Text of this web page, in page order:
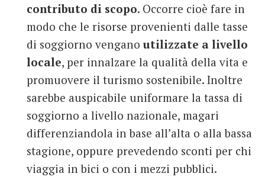
contributo di scopo. Occorre cioè fare in
modo che le risorse provenienti dalle tasse
di soggiorno vengano utilizzate a livello
locale, per innalzare la qualità della vita e
promuovere il turismo sostenibile. Inoltre
sarebbe auspicabile uniformare la tassa di
soggiorno a livello nazionale, magari
differenziandola in base all’alta o alla bassa
stagione, oppure prevedendo sconti per chi
viaggia in bici o con i mezzi pubblici.